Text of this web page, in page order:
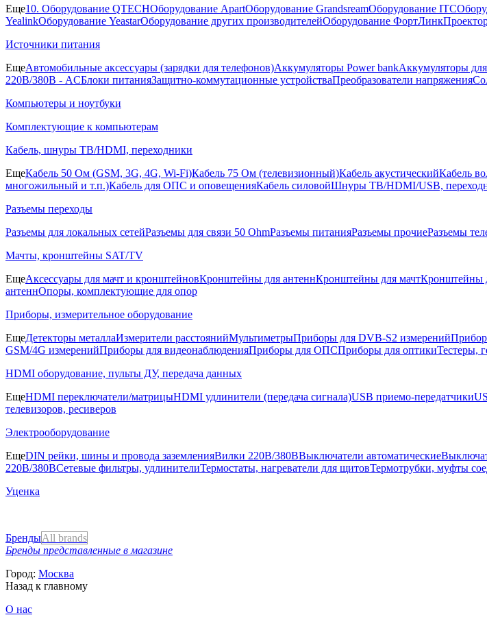
Еще10. Оборудование QTECHОборудование ApartОборудование GrandsreamОборудование ITC
YealinkОборудование YeastarОборудование других производителейОборудование ФортЛинк
Источники питания
ЕщеАвтомобильные аксессуары (зарядки для телефонов)Аккумуляторы Power bankАккумуляторы
220В/380В - ACБлоки питанияЗащитно-коммутационные устройстваПреобразователи напряжения
Компьютеры и ноутбуки
Комплектующие к компьютерам
Кабель, шнуры ТВ/HDMI, переходники
ЕщеКабель 50 Ом (GSM, 3G, 4G, Wi-Fi)Кабель 75 Ом (телевизионный)Кабель акустическийКабель
многожильный и т.п.)Кабель для ОПС и оповещенияКабель силовойШнуры ТВ/HDMI/USB,
Разъемы переходы
Разъемы для локальных сетейРазъемы для связи 50 OhmРазъемы питанияРазъемы прочиеРазъемы
Мачты, кронштейны SAT/TV
ЕщеАксессуары для мачт и кронштейновКронштейны для антеннКронштейны для мачтКронштейны
антеннОпоры, комплектующие для опор
Приборы, измерительное оборудование
ЕщеДетекторы металлаИзмерители расстоянийМультиметрыПриборы для DVB-S2 измерений
GSM/4G измеренийПриборы для видеонаблюденияПриборы для ОПСПриборы для оптикиТестеры,
HDMI оборудование, пульты ДУ, передача данных
ЕщеHDMI переключатели/матрицыHDMI удлинители (передача сигнала)USB приемо-передатчики
телевизоров, ресиверов
Электрооборудование
ЕщеDIN рейки, шины и провода заземленияВилки 220В/380ВВыключатели автоматические
220В/380ВСетевые фильтры, удлинителиТермостаты, нагреватели для щитовТермотрубки, муфты
Уценка
БрендыAll brands
Бренды представленные в магазине
Город: Москва
Назад к главному
О нас